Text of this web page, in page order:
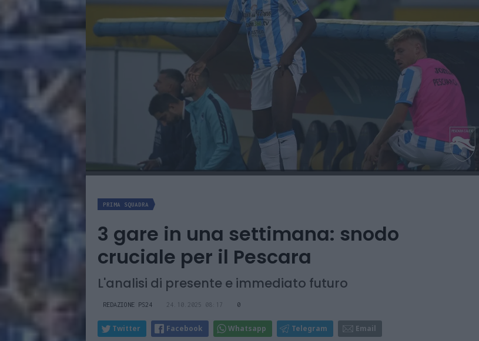
PRIMA SQUADRA
3 gare in una settimana: snodo
cruciale per il Pescara
L'analisi di presente e immediato futuro
REDAZIONE PS24 24.10.2025 08:17 0
Twitter Facebook Whatsapp Telegram Email